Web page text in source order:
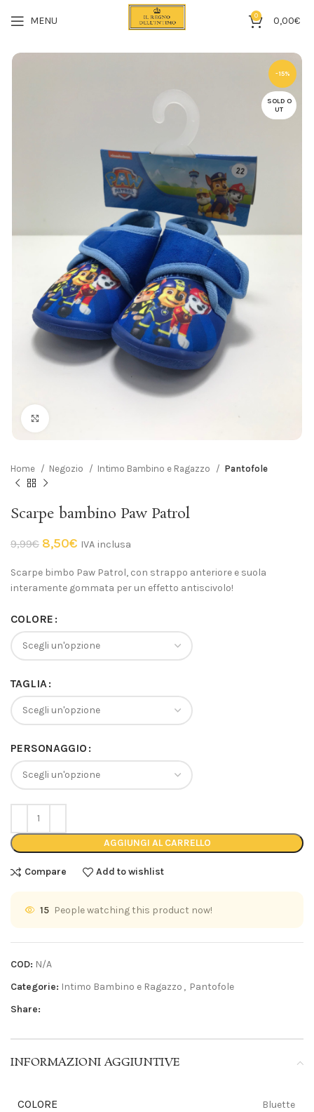
MENU 0 0,00€
-15%
SOLD O
UT
Home Negozio Intimo Bambino e Ragazzo Pantofole
Scarpe bambino Paw Patrol
9,99€ 8,50€ IVA inclusa
Scarpe bimbo Paw Patrol, con strappo anteriore e suola
interamente gommata per un effetto antiscivolo!
COLORE
TAGLIA
PERSONAGGIO
AGGIUNGI AL CARRELLO
Compare Add to wishlist
15 People watching this product now!
COD: N/A
Categorie: Intimo Bambino e Ragazzo , Pantofole
Share:
INFORMAZIONI AGGIUNTIVE
COLORE Bluette